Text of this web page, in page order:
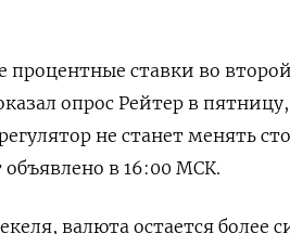
ставки во
опрос Рейтер в
не станет менять
в 16:00 МСК.
валюта остается более